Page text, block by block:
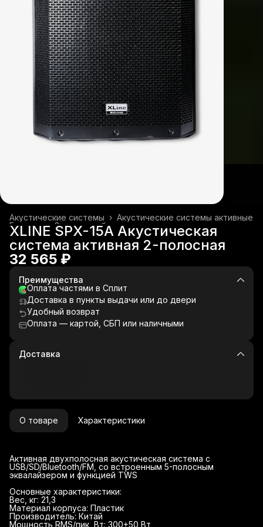
Акустические системы активные
Акустические системы ›
Звуковое оборудование
Главная ›
XLINE SPX-15A Акустическая
система активная 2-полосная
32 565 ₽
Преимущества
Оплата частями в Сплит
Доставка в пункты выдачи или до двери
Удобный возврат
Оплата — картой, СБП или наличными
Доставка
О товаре Характеристики
Активная двухполосная акустическая система с
USB/SD/Bluetooth/FM, со встроенным 5-полосным
эквалайзером и функцией TWS
Основные характеристики:
Вес, кг: 21,3
Материал корпуса: Пластик
Производитель: Китай
Мощность RMS/пик, Вт: 300+50 Вт